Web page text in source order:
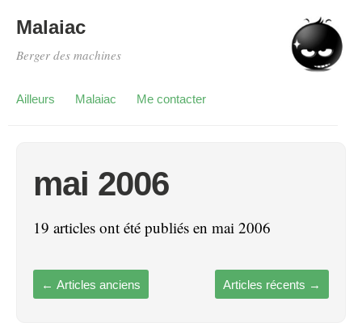
Malaiac
Berger des machines
Ailleurs Malaiac Me contacter
mai 2006
19 articles ont été publiés en mai 2006
← Articles anciens Articles récents →